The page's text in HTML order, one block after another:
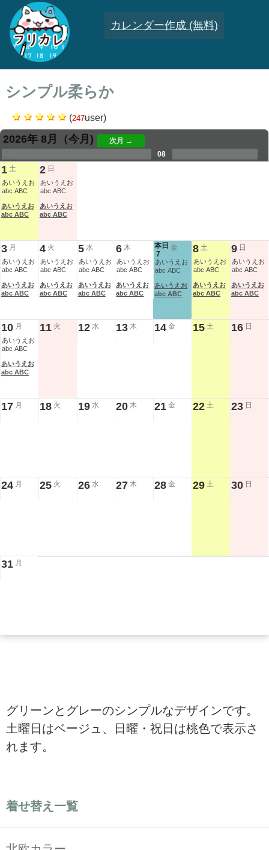
カレンダー作成 (無料)
シンプル柔らか
(247user)
2026年 8月 （今月)
次月 →
08
1 土
あいうえお
abc ABC
あいうえお
abc ABC
2 日
あいうえお
abc ABC
あいうえお
abc ABC
3 月
あいうえお
abc ABC
あいうえお
abc ABC
4 火
あいうえお
abc ABC
あいうえお
abc ABC
5 水
あいうえお
abc ABC
あいうえお
abc ABC
6 木
あいうえお
abc ABC
あいうえお
abc ABC
本日
7
金
あいうえお
abc ABC
あいうえお
abc ABC
8 土
あいうえお
abc ABC
あいうえお
abc ABC
9 日
あいうえお
abc ABC
あいうえお
abc ABC
10 月
あいうえお
abc ABC
あいうえお
abc ABC
11 火 12 水 13 木 14 金 15 土 16 日
17 月 18 火 19 水 20 木 21 金 22 土 23 日
24 月 25 火 26 水 27 木 28 金 29 土 30 日
31 月
グリーンとグレーのシンプルなデザインです。
土曜日はベージュ、日曜・祝日は桃色で表示さ
れます。
着せ替え一覧